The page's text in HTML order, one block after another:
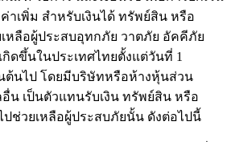
าเพิ่ม สำหรับเงินได้ ทรัพย์สิน หรือ
หลือผู้ประสบอุทกภัย วาตภัย อัคคีภัย
ดขึ้นในประเทศไทยตั้งแต่วันที่ 1
ต้นไป โดยมีบริษัทหรือห้างหุ้นส่วน
เป็นตัวแทนรับเงิน ทรัพย์สิน หรือ
ช่วยเหลือผู้ประสบภัยนั้น ดังต่อไปนี้